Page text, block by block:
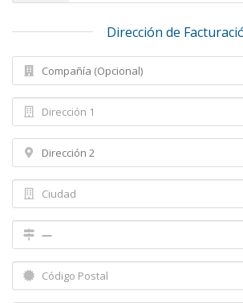
Dirección de